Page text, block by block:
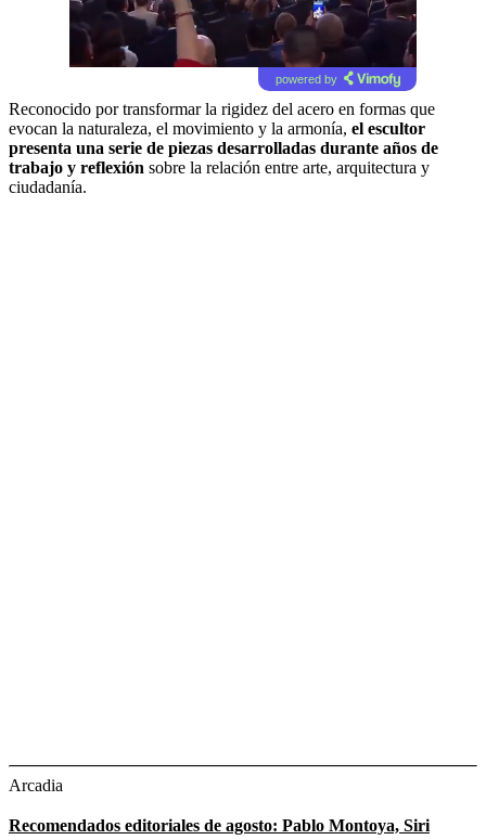
powered by
Reconocido por transformar la rigidez del acero en formas que
evocan la naturaleza, el movimiento y la armonía, el escultor
presenta una serie de piezas desarrolladas durante años de
trabajo y reflexión sobre la relación entre arte, arquitectura y
ciudadanía.
Arcadia
Recomendados editoriales de agosto: Pablo Montoya, Siri